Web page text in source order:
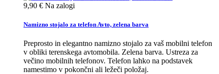
9,90 € Na zalogi
Namizno stojalo za telefon Avto, zelena barva
Preprosto in elegantno namizno stojalo za vaš mobilni telefon
v obliki terenskega avtomobila. Zelena barva. Ustreza za
večino mobilnih telefonov. Telefon lahko na podstavek
namestimo v pokončni ali ležeči položaj.